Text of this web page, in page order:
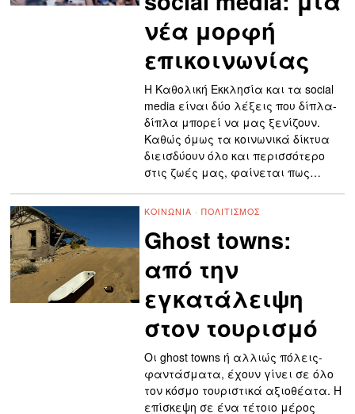
νέα μορφή
επικοινωνίας
Η Καθολική Εκκλησία και τα social
media είναι δύο λέξεις που δίπλα-
δίπλα μπορεί να μας ξενίζουν.
Καθώς όμως τα κοινωνικά δίκτυα
διεισδύουν όλο και περισσότερο
στις ζωές μας, φαίνεται πως…
ΚΟΙΝΩΝΊΑ · ΠΟΛΙΤΙΣΜΌΣ
Ghost towns:
από την
εγκατάλειψη
στον τουρισμό
Οι ghost towns ή αλλιώς πόλεις-
φαντάσματα, έχουν γίνει σε όλο
τον κόσμο τουριστικά αξιοθέατα. Η
επίσκεψη σε ένα τέτοιο μέρος